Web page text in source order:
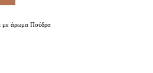
με άρωμα Πούδρα